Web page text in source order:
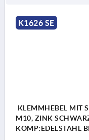
K1626 SE
KLEMMHEBEL MIT
M10, ZINK
KOMP:EDELSTAHL